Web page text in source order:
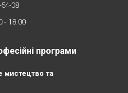
08
- 18.00
програми
мистецтво та